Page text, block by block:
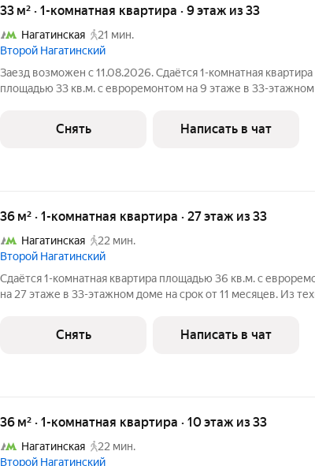
33 м² · 1-комнатная квартира · 9 этаж из 33
Нагатинская
21 мин.
Второй Нагатинский
Заезд возможен с 11.08.2026. Сдаётся 1-комнатная квартира
площадью 33 кв.м. с евроремонтом на 9 этаже в 33-
Снять Написать в чат
36 м² · 1-комнатная квартира · 27 этаж из 33
Нагатинская
22 мин.
Второй Нагатинский
Сдаётся 1-комнатная квартира площадью 36 кв.м. с
на 27 этаже в 33-этажном доме на срок от 11 месяцев. Из
Снять Написать в чат
36 м² · 1-комнатная квартира · 10 этаж из 33
Нагатинская
22 мин.
Второй Нагатинский